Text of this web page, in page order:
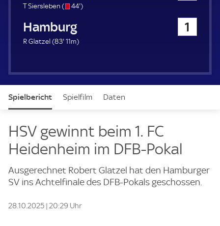
T Siersleben (
s
o
44'4
t
e
)
Hamburger SV 1
R Glatzel (83'8
u
11m)
Spielbericht Spielfilm Daten
HSV gewinnt beim 1. FC
Heidenheim im DFB-Pokal
Ausgerechnet Robert Glatzel hat den Hamburger
SV ins Achtelfinale des DFB-Pokals geschossen.
28.10.2025 | 20:29 Uhr